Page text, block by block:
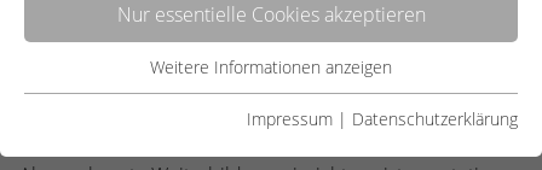
DIGITALISIERUNG UNSERER REHASPORT-
ABRECHNUNG DURCH FÖRDERPROGRAMM
Nur essentielle Cookies akzeptieren
Essentielle Cookies werden für grundlegende Funktionen der
Webseite einwandfrei funktioniert.
Weitere Informationen anzeigen
Impressum | Datenschutzerklärung